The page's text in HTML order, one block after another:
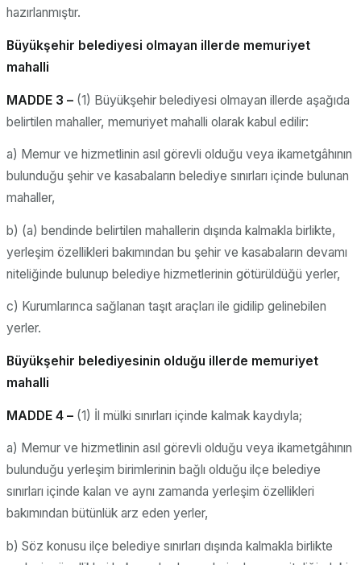
hazırlanmıştır.
Büyükşehir belediyesi olmayan illerde memuriyet
mahalli
MADDE 3 – (1) Büyükşehir belediyesi olmayan illerde aşağıda
belirtilen mahaller, memuriyet mahalli olarak kabul edilir:
a) Memur ve hizmetlinin asıl görevli olduğu veya ikametgâhının
bulunduğu şehir ve kasabaların belediye sınırları içinde bulunan
mahaller,
b) (a) bendinde belirtilen mahallerin dışında kalmakla birlikte,
yerleşim özellikleri bakımından bu şehir ve kasabaların devamı
niteliğinde bulunup belediye hizmetlerinin götürüldüğü yerler,
c) Kurumlarınca sağlanan taşıt araçları ile gidilip gelinebilen
yerler.
Büyükşehir belediyesinin olduğu illerde memuriyet
mahalli
MADDE 4 – (1) İl mülki sınırları içinde kalmak kaydıyla;
a) Memur ve hizmetlinin asıl görevli olduğu veya ikametgâhının
bulunduğu yerleşim birimlerinin bağlı olduğu ilçe belediye
sınırları içinde kalan ve aynı zamanda yerleşim özellikleri
bakımından bütünlük arz eden yerler,
b) Söz konusu ilçe belediye sınırları dışında kalmakla birlikte